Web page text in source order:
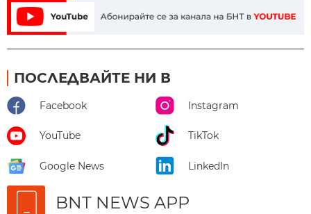
ПОСЛЕДВАЙТЕ НИ В
Facebook Instagram
YouTube TikTok
Google News LinkedIn
BNT NEWS APP